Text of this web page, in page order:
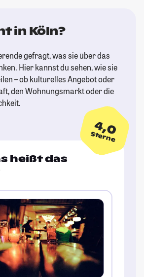
in Köln?
gefragt, was sie über das
Hier kannst du sehen, wie sie
– ob kulturelles Angebot oder
den Wohnungsmarkt oder die
4,0
Sterne
heißt das